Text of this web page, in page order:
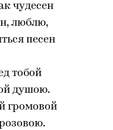
чудесен
люблю,
песен
тобой
душою.
громовой